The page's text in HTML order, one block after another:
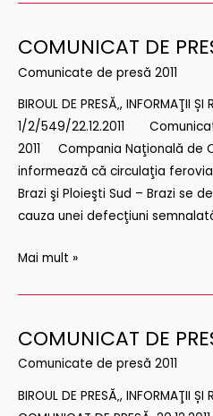
COMUNICAT DE
Comunicate de presă 2011
BIROUL DE PRESĂ‚, INFORMAŢII ȘI
1/2/549/22.12.2011
2011 Compania Naţională de
informează că circulaţia
Brazi şi Ploieşti Sud – Brazi se
cauza unei defecţiuni
COMUNICAT
DE
22.11.2011
Mai mult »
COMUNICAT DE
Comunicate de presă 2011
BIROUL DE PRESĂ‚, INFORMAŢII
COMUNICAT
DE
20.11.2011